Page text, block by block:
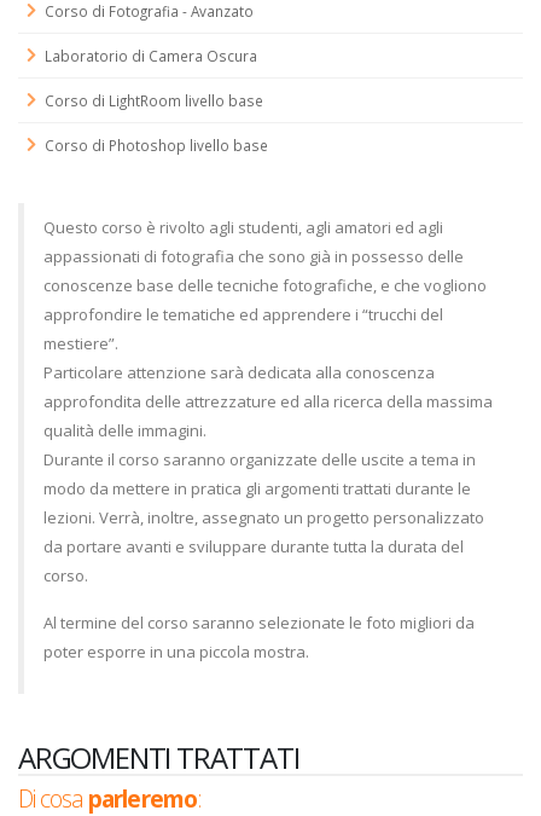
Corso di Fotografia - Avanzato
Laboratorio di Camera Oscura
Corso di LightRoom livello base
Corso di Photoshop livello base
Questo corso è rivolto agli studenti, agli amatori ed agli
appassionati di fotografia che sono già in possesso delle
conoscenze base delle tecniche fotografiche, e che vogliono
approfondire le tematiche ed apprendere i “trucchi del
mestiere”.
Particolare attenzione sarà dedicata alla conoscenza
approfondita delle attrezzature ed alla ricerca della massima
qualità delle immagini.
Durante il corso saranno organizzate delle uscite a tema in
modo da mettere in pratica gli argomenti trattati durante le
lezioni. Verrà, inoltre, assegnato un progetto personalizzato
da portare avanti e sviluppare durante tutta la durata del
corso.
Al termine del corso saranno selezionate le foto migliori da
poter esporre in una piccola mostra.
ARGOMENTI TRATTATI
Di cosa parleremo: